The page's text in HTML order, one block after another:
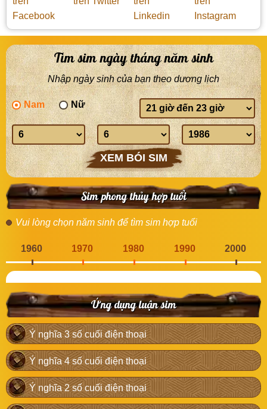
Tìm sim ngày tháng năm sinh
Nhập ngày sinh của bạn theo dương lịch
Nam Nữ Giờ
sinh
Ngày
sinh
Tháng
sinh
Năm
sinh
XEM BÓI SIM
Sim phong thủy hợp tuổi
Vui lòng chọn năm sinh để tìm sim hợp tuổi
1960 1970 1980 1990 2000
Ứng dụng luận sim
Ý nghĩa 3 số cuối điện thoại
Ý nghĩa 4 số cuối điện thoại
Ý nghĩa 2 số cuối điện thoại